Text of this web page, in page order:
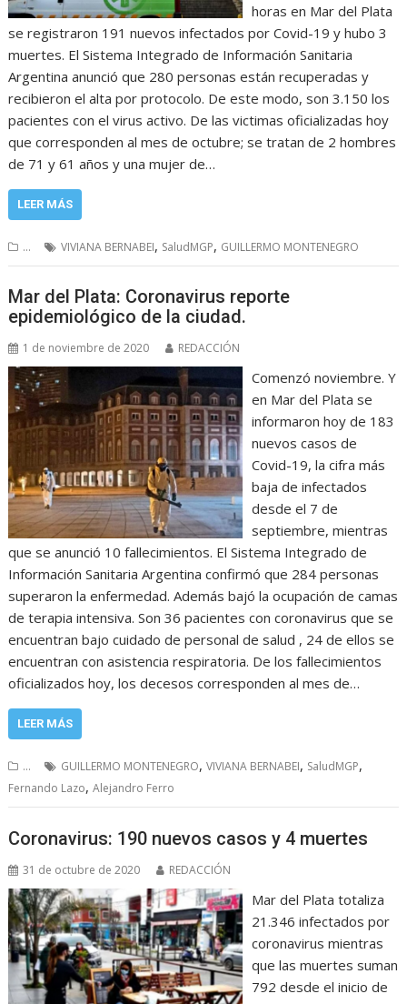
horas en Mar del Plata
se registraron 191 nuevos infectados por Covid-19 y hubo 3
muertes. El Sistema Integrado de Información Sanitaria
Argentina anunció que 280 personas están recuperadas y
recibieron el alta por protocolo. De este modo, son 3.150 los
pacientes con el virus activo. De las victimas oficializadas hoy
que corresponden al mes de octubre; se tratan de 2 hombres
de 71 y 61 años y una mujer de…
LEER MÁS
... VIVIANA BERNABEI, SaludMGP, GUILLERMO MONTENEGRO
Mar del Plata: Coronavirus reporte
epidemiológico de la ciudad.
1 de noviembre de 2020 REDACCIÓN
Comenzó noviembre. Y
en Mar del Plata se
informaron hoy de 183
nuevos casos de
Covid-19, la cifra más
baja de infectados
desde el 7 de
septiembre, mientras
que se anunció 10 fallecimientos. El Sistema Integrado de
Información Sanitaria Argentina confirmó que 284 personas
superaron la enfermedad. Además bajó la ocupación de camas
de terapia intensiva. Son 36 pacientes con coronavirus que se
encuentran bajo cuidado de personal de salud , 24 de ellos se
encuentran con asistencia respiratoria. De los fallecimientos
oficializados hoy, los decesos corresponden al mes de…
LEER MÁS
... GUILLERMO MONTENEGRO,VIVIANA BERNABEI, SaludMGP,
Fernando Lazo,Alejandro Ferro
Coronavirus: 190 nuevos casos y 4 muertes
31 de octubre de 2020 REDACCIÓN
Mar del Plata totaliza
21.346 infectados por
coronavirus mientras
que las muertes suman
792 desde el inicio de